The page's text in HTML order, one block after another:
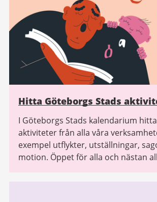
Hitta Göteborgs Stads
I Göteborgs Stads kalendarium
aktiviteter från alla våra
exempel utflykter, utställningar,
motion. Öppet för alla och nästan